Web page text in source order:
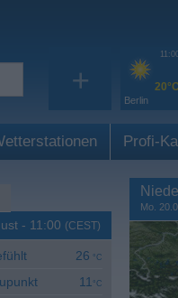
+ 20°C
Berlin
Profi-
- 11:00 (CEST)
26 °C
11 °C
Mo.